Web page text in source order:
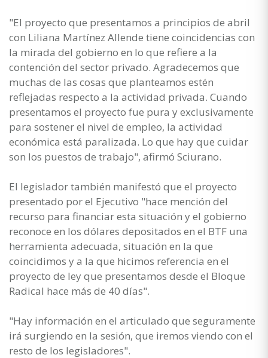
"El proyecto que presentamos a principios de abril
con Liliana Martínez Allende tiene coincidencias con
la mirada del gobierno en lo que refiere a la
contención del sector privado. Agradecemos que
muchas de las cosas que planteamos estén
reflejadas respecto a la actividad privada. Cuando
presentamos el proyecto fue pura y exclusivamente
para sostener el nivel de empleo, la actividad
económica está paralizada. Lo que hay que cuidar
son los puestos de trabajo", afirmó Sciurano.
El legislador también manifestó que el proyecto
presentado por el Ejecutivo "hace mención del
recurso para financiar esta situación y el gobierno
reconoce en los dólares depositados en el BTF una
herramienta adecuada, situación en la que
coincidimos y a la que hicimos referencia en el
proyecto de ley que presentamos desde el Bloque
Radical hace más de 40 días".
"Hay información en el articulado que seguramente
irá surgiendo en la sesión, que iremos viendo con el
resto de los legisladores".